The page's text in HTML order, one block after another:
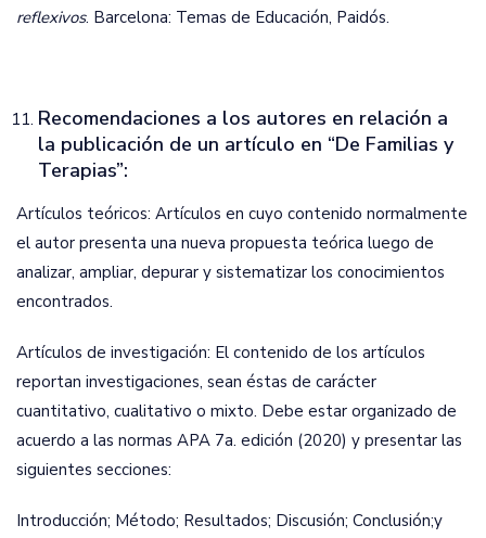
reflexivos. Barcelona: Temas de Educación, Paidós.
Recomendaciones a los autores en relación a
la publicación de un artículo en “De Familias y
Terapias”:
Artículos teóricos: Artículos en cuyo contenido normalmente
el autor presenta una nueva propuesta teórica luego de
analizar, ampliar, depurar y sistematizar los conocimientos
encontrados.
Artículos de investigación: El contenido de los artículos
reportan investigaciones, sean éstas de carácter
cuantitativo, cualitativo o mixto. Debe estar organizado de
acuerdo a las normas APA 7a. edición (2020) y presentar las
siguientes secciones:
Introducción; Método; Resultados; Discusión; Conclusión;y